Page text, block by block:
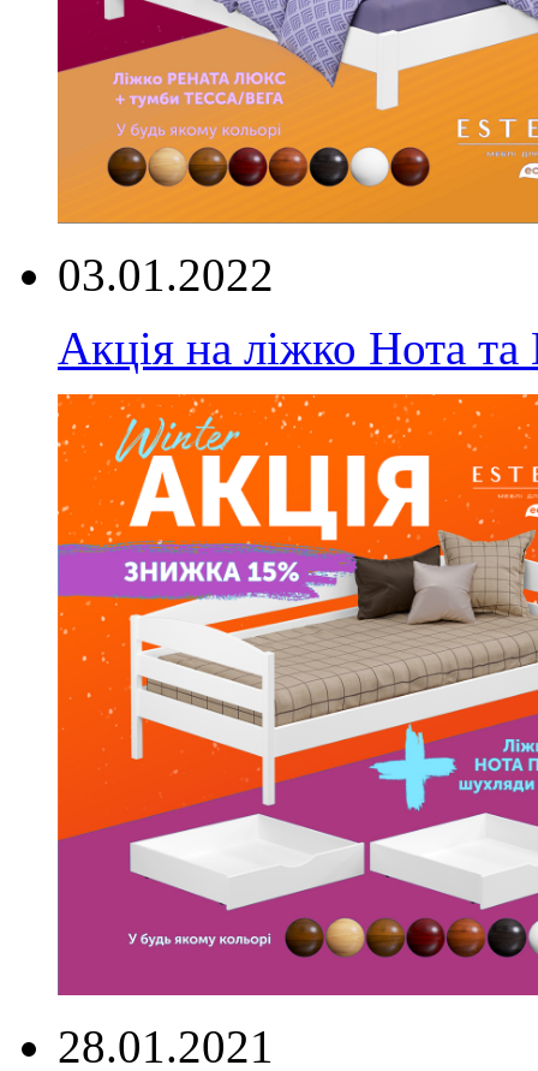
03.01.2022
Акція на ліжко Нота
28.01.2021